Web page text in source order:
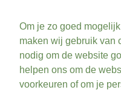
Om je zo goed
maken wij gebruik van
nodig om de website
helpen ons om de
voorkeuren of om je